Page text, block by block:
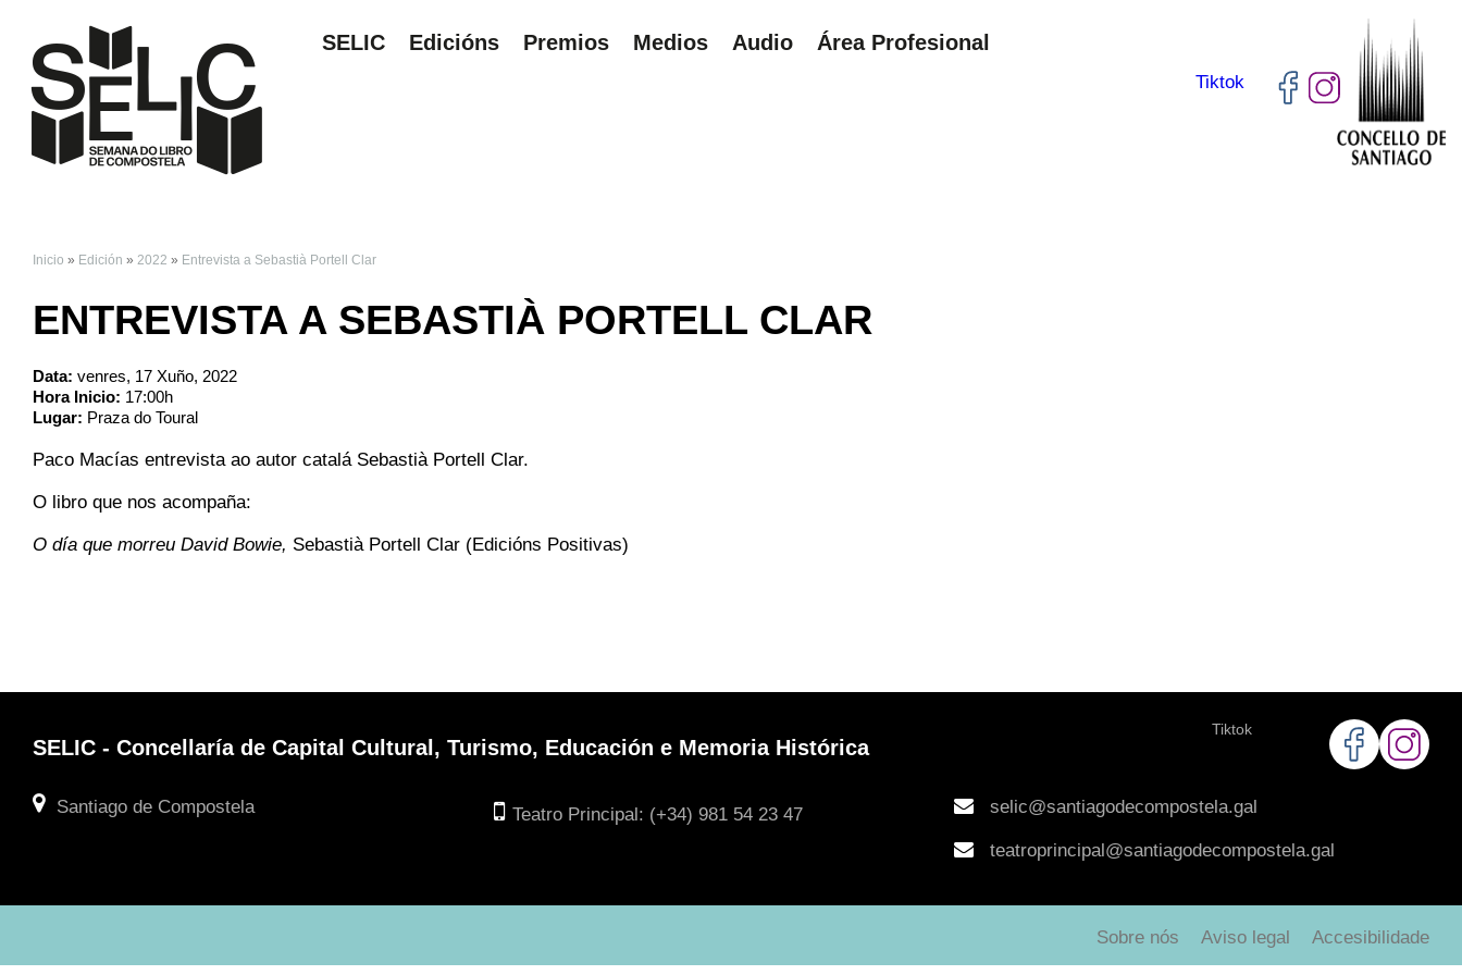
SELIC Edicións Premios Medios Audio Área Profesional
Tiktok
Inicio » Edición » 2022 » Entrevista a Sebastià Portell Clar
ENTREVISTA A SEBASTIÀ PORTELL CLAR
Data: venres, 17 Xuño, 2022
Hora Inicio: 17:00h
Lugar: Praza do Toural
Paco Macías entrevista ao autor catalá Sebastià Portell Clar.
O libro que nos acompaña:
O día que morreu David Bowie, Sebastià Portell Clar (Edicións Positivas)
SELIC - Concellaría de Capital Cultural, Turismo, Educación e Memoria Histórica
Tiktok
Santiago de Compostela Teatro Principal: (+34) 981 54 23 47 selic@santiagodecompostela.gal
teatroprincipal@santiagodecompostela.gal
Accesibilidade
Aviso legal
Sobre nós